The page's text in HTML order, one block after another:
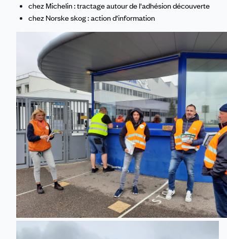
chez Michelin : tractage autour de l'adhésion découverte
chez Norske skog : action d'information